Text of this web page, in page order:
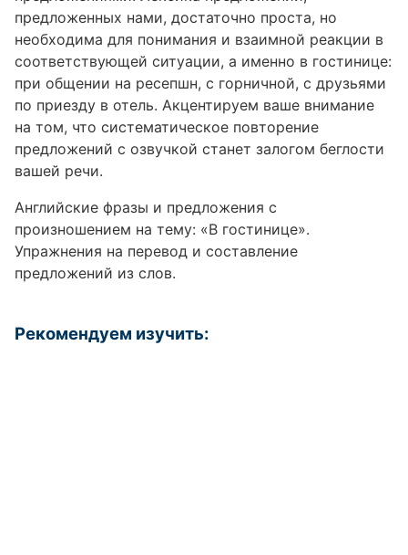
предложенных нами, достаточно проста, но
необходима для понимания и взаимной реакции в
соответствующей ситуации, а именно в гостинице:
при общении на ресепшн, с горничной, с друзьями
по приезду в отель. Акцентируем ваше внимание
на том, что систематическое повторение
предложений с озвучкой станет залогом беглости
вашей речи.
Английские фразы и предложения с
произношением на тему: «В гостинице».
Упражнения на перевод и составление
предложений из слов.
Рекомендуем изучить: